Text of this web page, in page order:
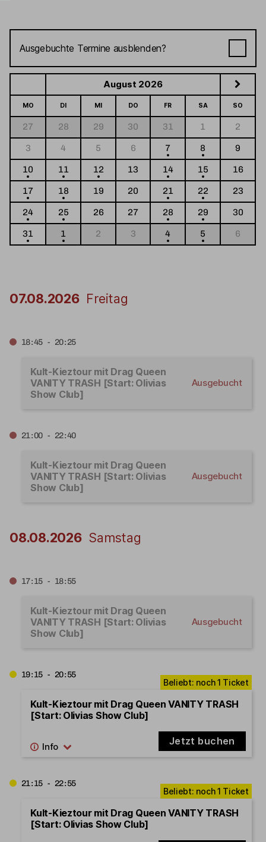
August 2026
MO DI MI DO FR SA SO
27 28 29 30 31 1
2
3
4 5 6 7 8
9
10
11 12 13 14 15
16
17
18 19 20 21 22
23
24
25 26 27 28 29
30
31
1 2 3 4 5 6
Ausgebuchte Termine ausblenden?
07.08.2026 Freitag
18:45 - 20:25
Kult-Kieztour mit Drag Queen
VANITY TRASH [Start: Olivias
Show Club]
Ausgebucht
21:00 - 22:40
Kult-Kieztour mit Drag Queen
VANITY TRASH [Start: Olivias
Show Club]
Ausgebucht
08.08.2026 Samstag
17:15 - 18:55
Kult-Kieztour mit Drag Queen
VANITY TRASH [Start: Olivias
Show Club]
Ausgebucht
19:15 - 20:55
Kult-Kieztour mit Drag Queen VANITY TRASH
[Start: Olivias Show Club]
Jetzt buchen
21:15 - 22:55
Kult-Kieztour mit Drag Queen VANITY TRASH
[Start: Olivias Show Club]